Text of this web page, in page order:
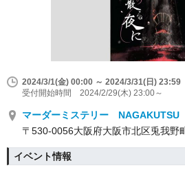
2024/3/1(金) 00:00 ～ 2024/3/31(日) 23:59
受付開始時間 2024/2/29(木) 23:00～
マーダーミステリー
〒530-0056大阪府大阪市北区兎我野
イベント情報